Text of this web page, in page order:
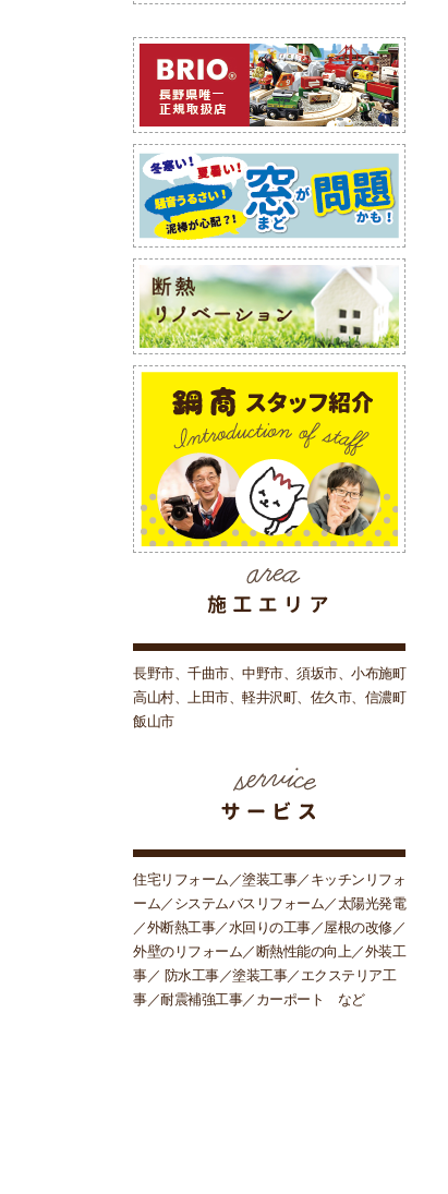
長野市、千曲市、中野市、須坂市、小布施町
高山村、上田市、軽井沢町、佐久市、信濃町
飯山市
住宅リフォーム／塗装工事／キッチンリフォ
ーム／システムバスリフォーム／太陽光発電
／外断熱工事／水回りの工事／屋根の改修／
外壁のリフォーム／断熱性能の向上／外装工
事／ 防水工事／塗装工事／エクステリア工
事／耐震補強工事／カーポート など